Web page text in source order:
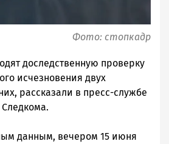
Фото: стопкадр
доследственную проверку
исчезновения двух
рассказали в пресс-службе
Следкома.
данным, вечером 15 июня